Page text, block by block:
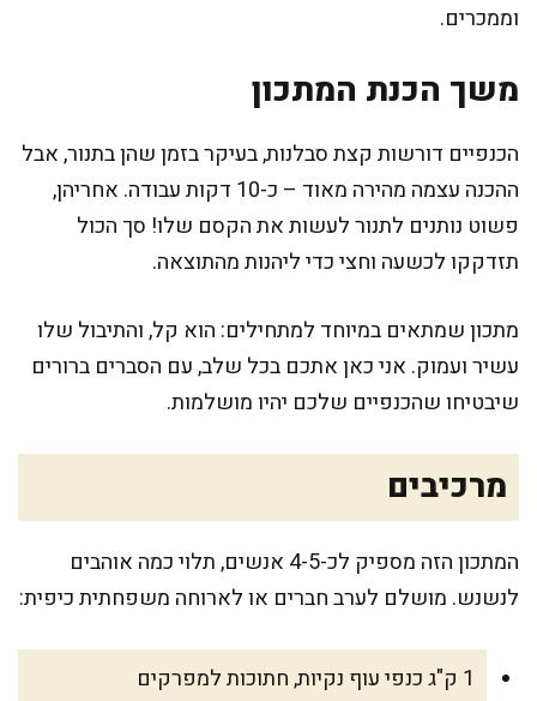
וממכרים.
משך הכנת המתכון
הכנפיים דורשות קצת סבלנות, בעיקר בזמן שהן בתנור, אבל
ההכנה עצמה מהירה מאוד – כ-10 דקות עבודה. אחריהן,
פשוט נותנים לתנור לעשות את הקסם שלו! סך הכול
תזדקקו לכשעה וחצי כדי ליהנות מהתוצאה.
מתכון שמתאים במיוחד למתחילים: הוא קל, והתיבול שלו
עשיר ועמוק. אני כאן אתכם בכל שלב, עם הסברים ברורים
שיבטיחו שהכנפיים שלכם יהיו מושלמות.
מרכיבים
המתכון הזה מספיק לכ-4-5 אנשים, תלוי כמה אוהבים
לנשנש. מושלם לערב חברים או לארוחה משפחתית כיפית:
1 ק"ג כנפי עוף נקיות, חתוכות למפרקים